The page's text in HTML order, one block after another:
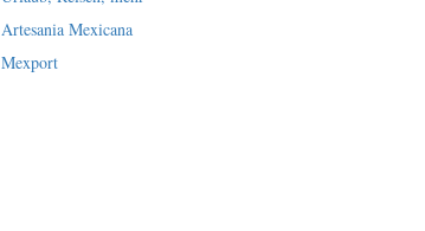
Artesania Mexicana
Mexport